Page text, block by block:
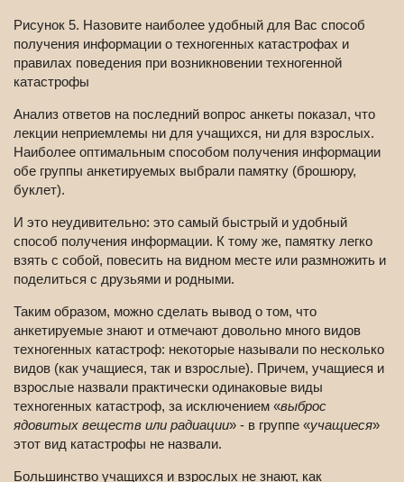
Рисунок 5. Назовите наиболее удобный для Вас способ
получения информации о техногенных катастрофах и
правилах поведения при возникновении техногенной
катастрофы
Анализ ответов на последний вопрос анкеты показал, что
лекции неприемлемы ни для учащихся, ни для взрослых.
Наиболее оптимальным способом получения информации
обе группы анкетируемых выбрали памятку (брошюру,
буклет).
И это неудивительно: это самый быстрый и удобный
способ получения информации. К тому же, памятку легко
взять с собой, повесить на видном месте или размножить и
поделиться с друзьями и родными.
Таким образом, можно сделать вывод о том, что
анкетируемые знают и отмечают довольно много видов
техногенных катастроф: некоторые называли по несколько
видов (как учащиеся, так и взрослые). Причем, учащиеся и
взрослые назвали практически одинаковые виды
техногенных катастроф, за исключением «выброс
ядовитых веществ или радиации» - в группе «учащиеся»
этот вид катастрофы не назвали.
Большинство учащихся и взрослых не знают, как